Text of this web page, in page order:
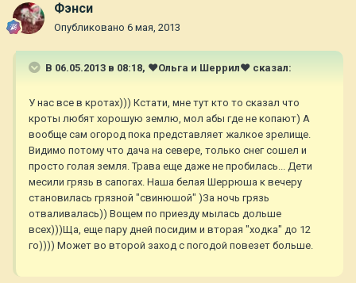
Фэнси
Опубликовано 6 мая, 2013
В 06.05.2013 в 08:18, ♥Ольга и Шеррил♥ сказал:
У нас все в кротах))) Кстати, мне тут кто то сказал что
кроты любят хорошую землю, мол абы где не копают) А
вообще сам огород пока представляет жалкое зрелище.
Видимо потому что дача на севере, только снег сошел и
просто голая земля. Трава еще даже не пробилась... Дети
месили грязь в сапогах. Наша белая Шеррюша к вечеру
становилась грязной "свинюшой" )За ночь грязь
отваливалась)) Вощем по приезду мылась дольше
всех)))Ща, еще пару дней посидим и вторая "ходка" до 12
го)))) Может во второй заход с погодой повезет больше.